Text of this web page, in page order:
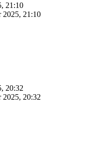
21:10
2025, 21:10
20:32
2025, 20:32